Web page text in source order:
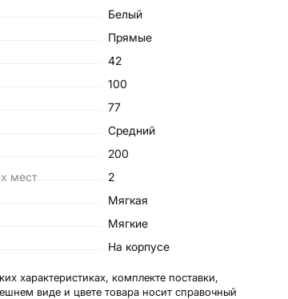
Белый
Прямые
42
100
77
Средний
200
мест
2
Мягкая
Мягкие
На корпусе
характеристиках, комплекте поставки,
виде и цвете товара носит справочный